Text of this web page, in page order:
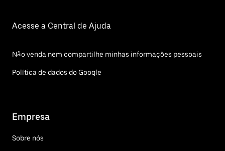
Acesse a Central de Ajuda
Não venda nem compartilhe minhas informações pessoais
Política de dados do Google
Empresa
Sobre nós